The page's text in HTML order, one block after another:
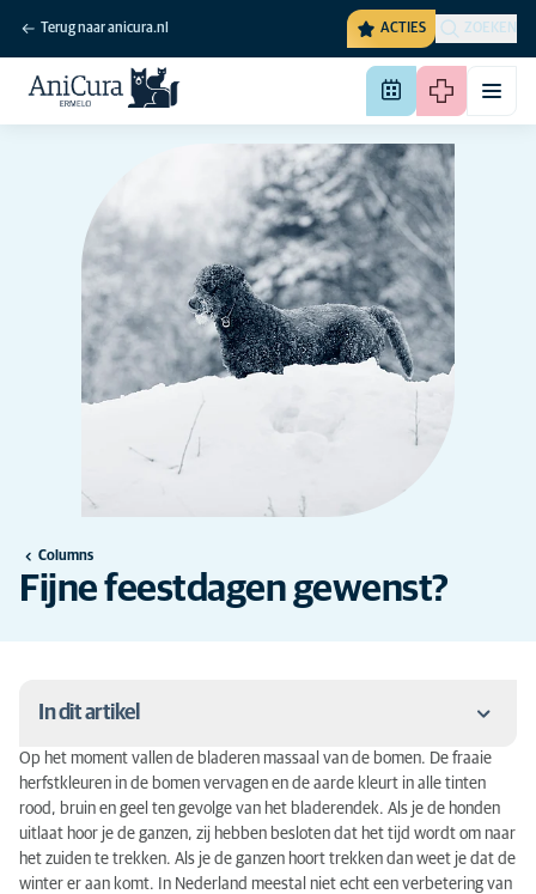
Terug naar anicura.nl ACTIES ZOEKEN
Columns
Fijne feestdagen gewenst?
In dit artikel
Giftige zaken
Darmproblemen
Vuurwerk
Op het moment vallen de bladeren massaal van de bomen. De fraaie
herfstkleuren in de bomen vervagen en de aarde kleurt in alle tinten
rood, bruin en geel ten gevolge van het bladerendek. Als je de honden
uitlaat hoor je de ganzen, zij hebben besloten dat het tijd wordt om naar
het zuiden te trekken. Als je de ganzen hoort trekken dan weet je dat de
winter er aan komt. In Nederland meestal niet echt een verbetering van